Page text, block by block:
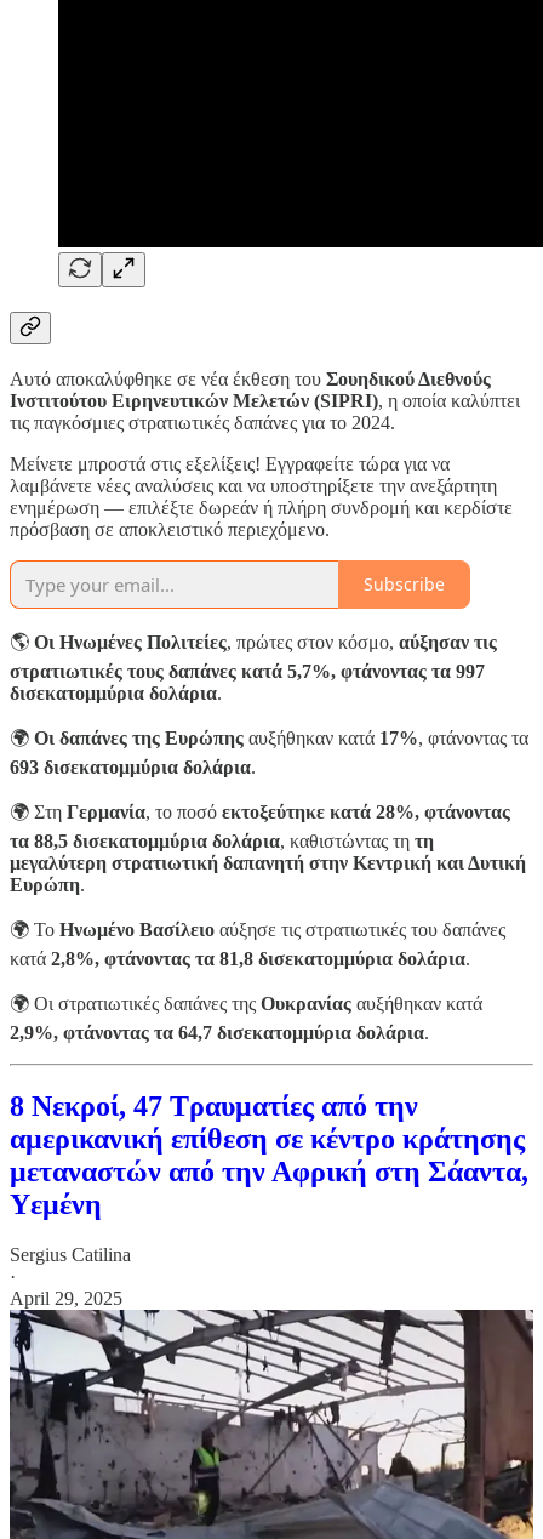
Αυτό αποκαλύφθηκε σε νέα έκθεση του Σουηδικού Διεθνούς
Ινστιτούτου Ειρηνευτικών Μελετών (SIPRI), η οποία καλύπτει
τις παγκόσμιες στρατιωτικές δαπάνες για το 2024.
Μείνετε μπροστά στις εξελίξεις! Εγγραφείτε τώρα για να
λαμβάνετε νέες αναλύσεις και να υποστηρίξετε την ανεξάρτητη
ενημέρωση — επιλέξτε δωρεάν ή πλήρη συνδρομή και κερδίστε
πρόσβαση σε αποκλειστικό περιεχόμενο.
Subscribe
🌎 Οι Ηνωμένες Πολιτείες, πρώτες στον κόσμο, αύξησαν τις
στρατιωτικές τους δαπάνες κατά 5,7%, φτάνοντας τα 997
δισεκατομμύρια δολάρια.
🌍 Οι δαπάνες της Ευρώπης αυξήθηκαν κατά 17%, φτάνοντας τα
693 δισεκατομμύρια δολάρια.
🌍 Στη Γερμανία, το ποσό εκτοξεύτηκε κατά 28%, φτάνοντας
τα 88,5 δισεκατομμύρια δολάρια, καθιστώντας τη τη
μεγαλύτερη στρατιωτική δαπανητή στην Κεντρική και Δυτική
Ευρώπη.
🌍 Το Ηνωμένο Βασίλειο αύξησε τις στρατιωτικές του δαπάνες
κατά 2,8%, φτάνοντας τα 81,8 δισεκατομμύρια δολάρια.
🌍 Οι στρατιωτικές δαπάνες της Ουκρανίας αυξήθηκαν κατά
2,9%, φτάνοντας τα 64,7 δισεκατομμύρια δολάρια.
8 Νεκροί, 47 Τραυματίες από την
αμερικανική επίθεση σε κέντρο κράτησης
μεταναστών από την Αφρική στη Σάαντα,
Υεμένη
Sergius Catilina
·
April 29, 2025